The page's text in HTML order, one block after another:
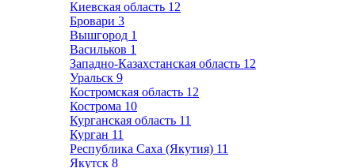
Киевская область 12
Бровари 3
Вышгород 1
Васильков 1
Западно-Казахстанская область 12
Уральск 9
Костромская область 12
Кострома 10
Курганская область 11
Курган 11
Республика Саха (Якутия) 11
Якутск 8